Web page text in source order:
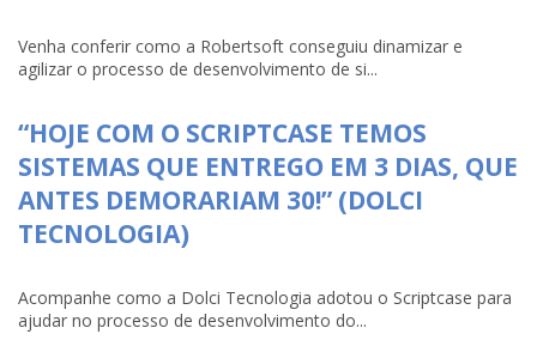
Venha conferir como a Robertsoft conseguiu dinamizar e
agilizar o processo de desenvolvimento de si...
“HOJE COM O SCRIPTCASE TEMOS
SISTEMAS QUE ENTREGO EM 3 DIAS, QUE
ANTES DEMORARIAM 30!” (DOLCI
TECNOLOGIA)
Acompanhe como a Dolci Tecnologia adotou o Scriptcase para
ajudar no processo de desenvolvimento do...